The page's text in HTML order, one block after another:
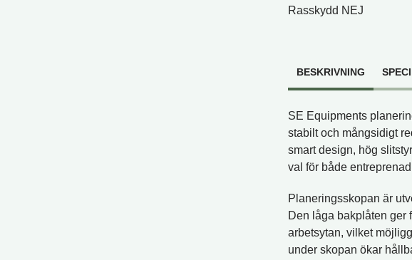
Rasskydd NEJ
BESKRIVNING
SE Equipments
stabilt och mångsidigt
smart design, hög
val för både
Planeringsskopan är
Den låga bakplåten ger
arbetsytan, vilket
under skopan ökar